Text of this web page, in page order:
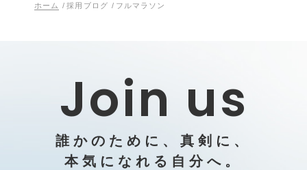
ホーム / 採用ブログ / フルマラソン
Join us
誰かのために、真剣に、
本気になれる自分へ。